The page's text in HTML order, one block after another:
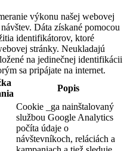
výkonu našej webovej
Dáta získané pomocou
identifikátorov, ktoré
stránky. Neukladajú
na jedinečnej identifikácii
sa pripájate na internet.
Popis
Cookie _ga nainštalovaný
službou Google Analytics
počíta údaje o
návštevníkoch, reláciách a